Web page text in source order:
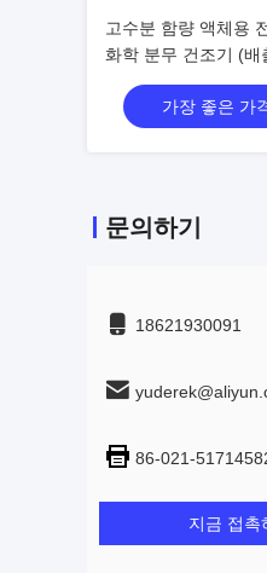
고수분 함량 액체용
화학 분무 건조기 (배
120°C)
가장 좋은 가
문의하기
18621930091
86-021-
지금 접촉